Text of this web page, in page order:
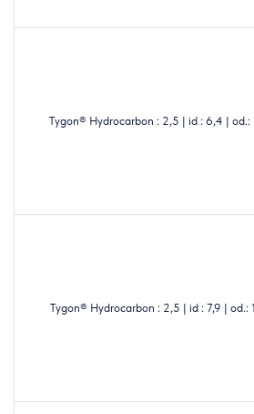
Tygon® Hydrocarbon : 2,5 | id : 6,4 | od.:
Tygon® Hydrocarbon : 2,5 | id : 7,9 | od.: